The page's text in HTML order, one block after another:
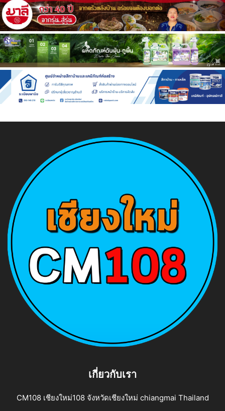
เกี่ยวกับเรา
CM108 เชียงใหม่108 จังหวัดเชียงใหม่ chiangmai Thailand